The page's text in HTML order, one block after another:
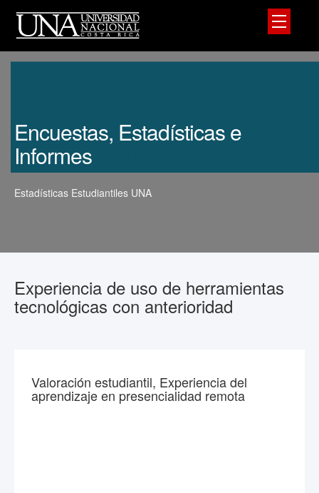
Encuestas, Estadísticas e
Informes
Estadísticas Estudiantiles UNA
Experiencia de uso de herramientas
tecnológicas con anterioridad
Valoración estudiantil, Experiencia del
aprendizaje en presencialidad remota